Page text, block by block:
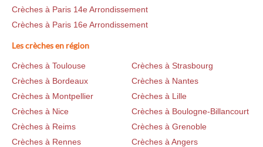
Crèches à Paris 14e Arrondissement
Crèches à Paris 16e Arrondissement
Les crèches en région
Crèches à Toulouse
Crèches à Strasbourg
Crèches à Bordeaux
Crèches à Nantes
Crèches à Montpellier
Crèches à Lille
Crèches à Nice
Crèches à Boulogne-Billancourt
Crèches à Reims
Crèches à Grenoble
Crèches à Rennes
Crèches à Angers